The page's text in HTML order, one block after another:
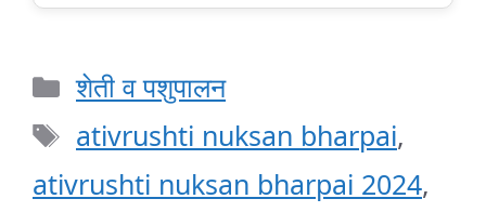
Categories
शेती व पशुपालन
Tags
ativrushti nuksan bharpai,
ativrushti nuksan bharpai 2024,